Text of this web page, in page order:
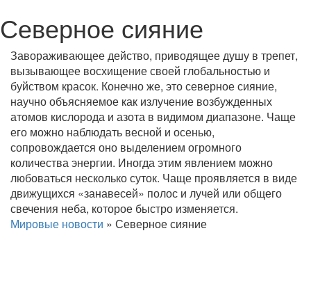
Северное сияние
Завораживающее действо, приводящее душу в трепет,
вызывающее восхищение своей глобальностью и
буйством красок. Конечно же, это северное сияние,
научно объясняемое как излучение возбужденных
атомов кислорода и азота в видимом диапазоне. Чаще
его можно наблюдать весной и осенью,
сопровождается оно выделением огромного
количества энергии. Иногда этим явлением можно
любоваться несколько суток. Чаще проявляется в виде
движущихся «занавесей» полос и лучей или общего
свечения неба, которое быстро изменяется.
Мировые новости » Северное сияние